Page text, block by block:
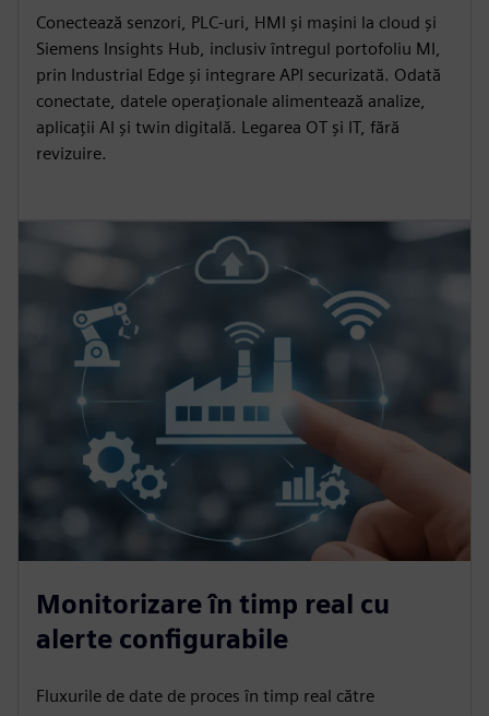
Conectează senzori, PLC-uri, HMI și mașini la cloud și
Siemens Insights Hub, inclusiv întregul portofoliu MI,
prin Industrial Edge și integrare API securizată. Odată
conectate, datele operaționale alimentează analize,
aplicații AI și twin digitală. Legarea OT și IT, fără
revizuire.
Monitorizare în timp real cu
alerte configurabile
Fluxurile de date de proces în timp real către